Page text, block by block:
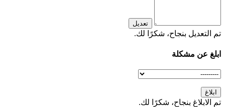
تعديل
تم التعديل بنجاح، شكرًا لك.
ابلغ عن مشكلة
ابلاغ
تم الابلاغ بنجاح، شكرًا لك.